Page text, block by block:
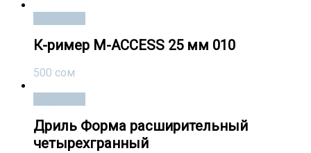
К-ример M-ACCESS 25 мм 010
500 сом
Дриль Форма расширительный
четырехгранный